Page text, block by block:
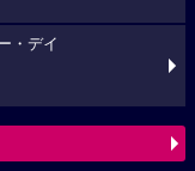
・デイ